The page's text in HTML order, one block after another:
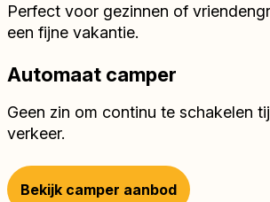
Perfect voor gezinnen of
een fijne vakantie.
Automaat camper
Geen zin om continu te schakelen
verkeer.
Bekijk camper aanbod